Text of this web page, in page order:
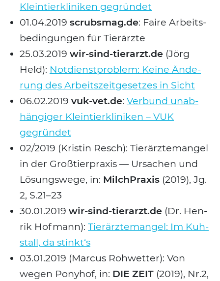
Klein­tier­kli­ni­ken gegrün­det
01.04.2019 scrubsmag.de: Fai­re Arbeits­
be­din­gun­gen für Tier­ärz­te
25.03.2019 wir-sind-tierarzt.de (Jörg
Held): Not­dienst­pro­blem: Kei­ne Ände­
rung des Arbeits­zeit­ge­set­zes in Sicht
06.02.2019 vuk-vet.de: Ver­bund unab­
hän­gi­ger Klein­tier­kli­ni­ken – VUK
gegrün­det
02/2019 (Kris­tin Resch): Tier­ärz­te­man­gel
in der Groß­tier­pra­xis — Ursa­chen und
Lösungs­we­ge, in: Milch­Pra­xis (2019), Jg.
2, S.21–23
30.01.2019 wir-sind-tierarzt.de (Dr. Hen­
rik Hof­mann): Tier­ärz­te­man­gel: Im Kuh­
stall, da stinkt‘s
03.01.2019 (Mar­cus Roh­wet­ter): Von
wegen Pony­hof, in: DIE ZEIT (2019), Nr.2,